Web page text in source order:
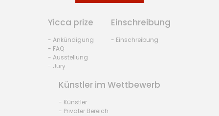
Yicca prize
- Ankündigung
- FAQ
- Ausstellung
- Jury
Einschreibung
- Einschreibung
Künstler im Wettbewerb
- Künstler
- Privater Bereich